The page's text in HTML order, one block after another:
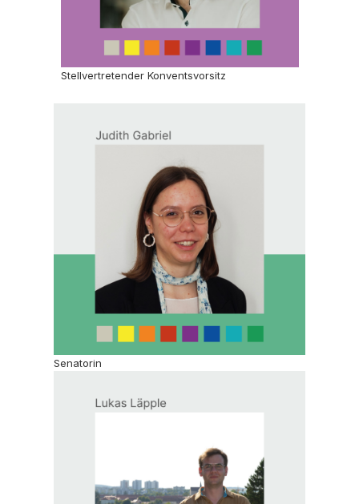
Stellvertretender Konventsvorsitz
Senatorin